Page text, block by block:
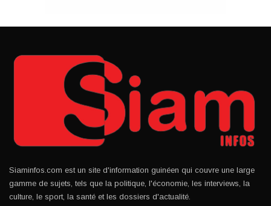
Siaminfos.com est un site d'information guinéen qui couvre une large
gamme de sujets, tels que la politique, l'économie, les interviews, la
culture, le sport, la santé et les dossiers d'actualité.